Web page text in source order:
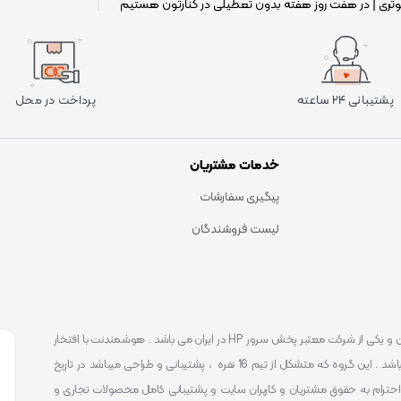
| در هفت روز هفته بدون تعطیلی در کنارتون هستیم
پشتیبانی ۲۴ ساعته پرداخت در محل
خدمات مشتریان
پیگیری سفارشات
لیست فروشندگان
است . که یکی شناخته ترین و یکی از شرکت معتبر پخش سرور HP در ایران می باشد . هوشمندنت با افتخار
توانست یکی از بهترین مرکز ارائه محصولات و خدمات IT با پشتیبانی 24 ساعته در ایران باشد . این گروه که متشکل از تیم 16 نفره ، پشتیبانی و طراحی میباشد در تاریخ
آغاز نمود و طی این 12 سال فعالیت همواره احترام به حقوق مشتریان و کاربران سایت و پشتیبانی کامل محصولات تجاری و